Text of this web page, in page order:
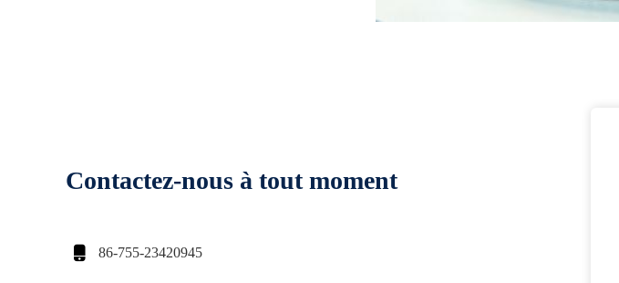
Contactez-nous à tout moment
 86-755-23420945